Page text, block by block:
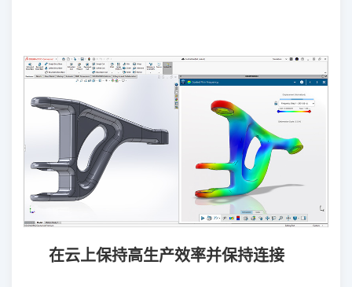
在云上保持高生产效率并保持连接